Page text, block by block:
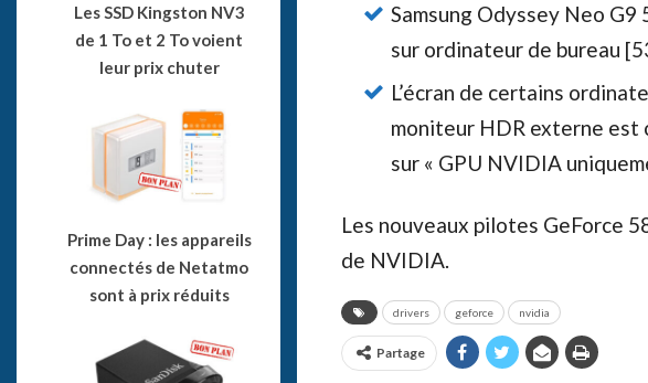
Samsung Odyssey Neo
sur ordinateur de bureau
L’écran de certains
moniteur HDR externe est
sur « GPU NVIDIA
Les nouveaux pilotes GeForce
de NVIDIA.
drivers geforce nvidia
Partage
Les SSD Kingston NV3
de 1 To et 2 To voient
leur prix chuter
Prime Day : les appareils
connectés de Netatmo
sont à prix réduits